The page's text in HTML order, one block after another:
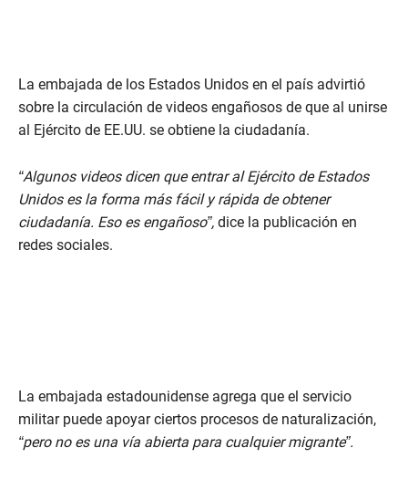
La embajada de los Estados Unidos en el país advirtió
sobre la circulación de videos engañosos de que al unirse
al Ejército de EE.UU. se obtiene la ciudadanía.
“Algunos videos dicen que entrar al Ejército de Estados
Unidos es la forma más fácil y rápida de obtener
ciudadanía. Eso es engañoso”, dice la publicación en
redes sociales.
La embajada estadounidense agrega que el servicio
militar puede apoyar ciertos procesos de naturalización,
“pero no es una vía abierta para cualquier migrante”.